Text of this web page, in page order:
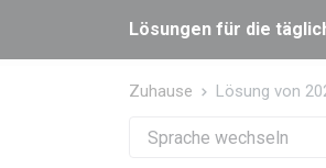
Lösungen für die
Zuhause Lösung von